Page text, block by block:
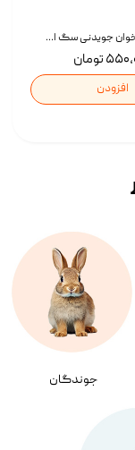
تشویقی استخوان جویدنی سگ اسنکی کرانچی با طعم مرغ Snacky Crunchy Munchy وزن 100 گرم
تومان
افزودن
جوندگان